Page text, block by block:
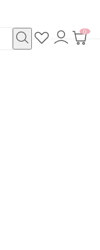
お
気
ロ
グ
カ
0